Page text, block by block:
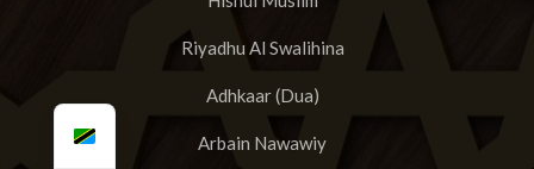
Riyadhu Al Swalihina
Adhkaar (Dua)
Arbain Nawawiy